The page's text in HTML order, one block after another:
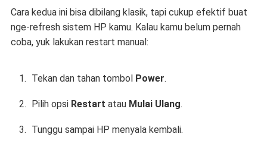
Cara kedua ini bisa dibilang klasik, tapi cukup efektif buat
nge-refresh sistem HP kamu. Kalau kamu belum pernah
coba, yuk lakukan restart manual:
Tekan dan tahan tombol Power.
Pilih opsi Restart atau Mulai Ulang.
Tunggu sampai HP menyala kembali.